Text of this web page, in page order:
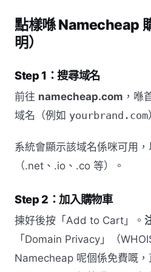
點樣喺 Namecheap
明）
Step 1：搜尋域名
前往 namecheap.com ，喺
域名（例如 yourbrand.com
系統會顯示該域名係咪可用
（.net、.io、.co 等）。
Step 2：加入購物車
揀好後按「Add to Cart」。
「Domain Privacy」（
Namecheap 呢個係免費嘅，